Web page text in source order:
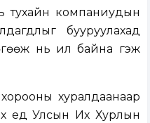
тухайн компаниудын
бууруулахад
нь илүү байна гэж
хуралдаанаар
үед Улсын Их Хурлын